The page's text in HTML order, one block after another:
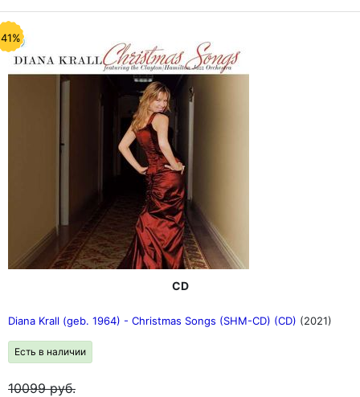
CD
Diana Krall (geb. 1964) - Christmas Songs (SHM-CD) (CD) (2021)
Есть в наличии
10099руб.